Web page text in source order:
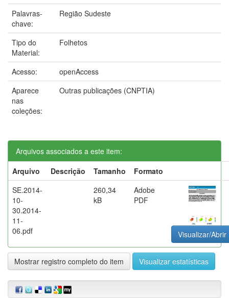
Palavras-
chave:
Região Sudeste
Tipo do
Material:
Folhetos
Acesso:
openAccess
Aparece
nas
coleções:
Outras publicações (CNPTIA)
Arquivos associados a este item:
Arquivo
Descrição Tamanho
Formato
SE.2014-
10-
30.2014-
11-
06.pdf
260,34
kB
Adobe
PDF
Visualizar/Abrir
Mostrar registro completo do item Visualizar estatísticas